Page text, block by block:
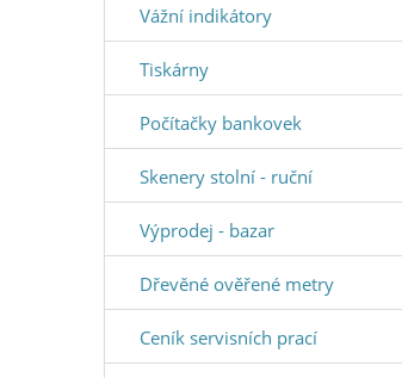
Vážní indikátory
Tiskárny
Počítačky bankovek
Skenery stolní - ruční
Výprodej - bazar
Dřevěné ověřené metry
Ceník servisních prací